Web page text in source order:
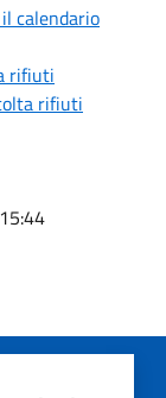
calendario
rifiuti
rifiuti